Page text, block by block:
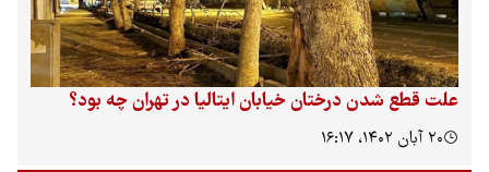
قطع شدن درختان خیابان ایتالیا در تهران چه بود؟